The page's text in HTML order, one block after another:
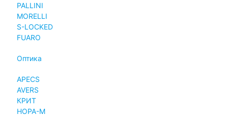
PALLINI
MORELLI
S-LOCKED
FUARO
Оптика
APECS
AVERS
КРИТ
НОРА-М